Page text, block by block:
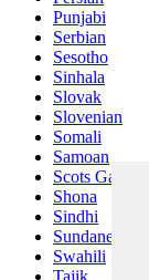
Punjabi
Serbian
Sesotho
Sinhala
Slovak
Slovenian
Somali
Samoan
Scots Gaelic
Shona
Sindhi
Sundanese
Swahili
Tajik